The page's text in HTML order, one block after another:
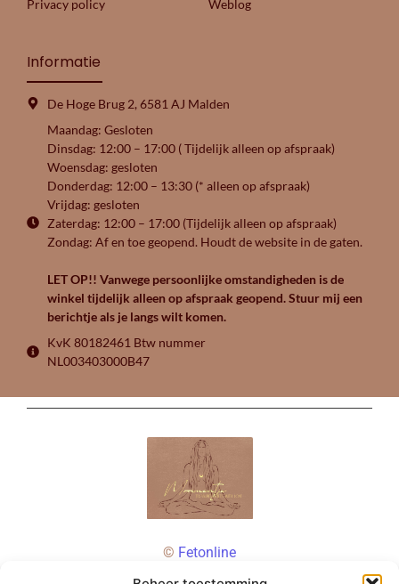
Privacy policy
Weblog
Informatie
De Hoge Brug 2, 6581 AJ Malden
Maandag: Gesloten
Dinsdag: 12:00 – 17:00 ( Tijdelijk alleen op afspraak)
Woensdag: gesloten
Donderdag: 12:00 – 13:30 (* alleen op afspraak)
Vrijdag: gesloten
Zaterdag: 12:00 – 17:00 (Tijdelijk alleen op afspraak)
Zondag: Af en toe geopend. Houdt de website in de gaten.
LET OP!! Vanwege persoonlijke omstandigheden is de
winkel tijdelijk alleen op afspraak geopend. Stuur mij een
berichtje als je langs wilt komen.
KvK 80182461 Btw nummer
NL003403000B47
© Fetonline